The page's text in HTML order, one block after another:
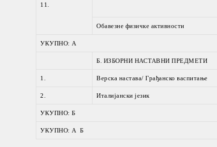
11.
Обавезне физичке активности
УКУПНО: А
Б. ИЗБОРНИ НАСТАВНИ ПРЕДМЕТИ
1. Верска настава/ Грађанско васпитање
2. Италијански језик
УКУПНО: Б
УКУПНО: А Б